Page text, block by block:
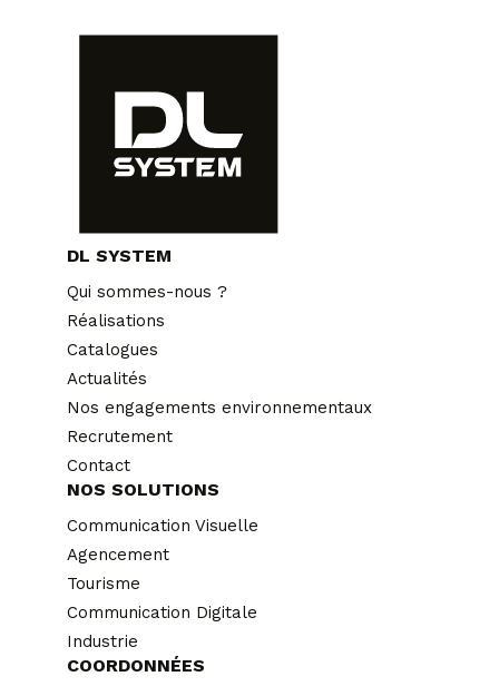
DL SYSTEM
Qui sommes-nous ?
Réalisations
Catalogues
Actualités
Nos engagements environnementaux
Recrutement
Contact
NOS SOLUTIONS
Communication Visuelle
Agencement
Tourisme
Communication Digitale
Industrie
COORDONNÉES